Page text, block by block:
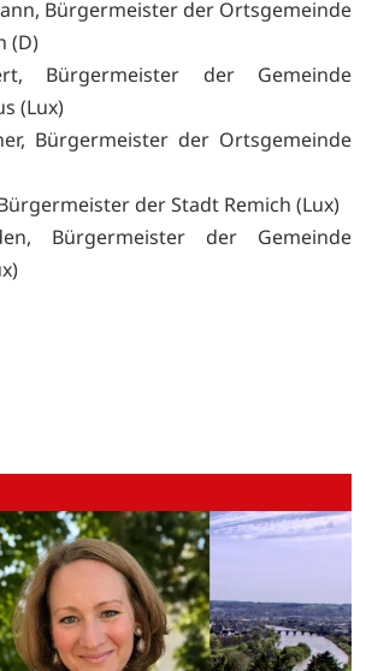
Bürgermeister der Ortsgemeinde
(D)
Bürgermeister der Gemeinde
(Lux)
Bürgermeister der Ortsgemeinde
der Stadt Remich (Lux)
Bürgermeister der Gemeinde